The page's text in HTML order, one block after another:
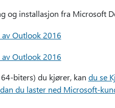
og installasjon fra Microsoft
Outlook 2016
Outlook 2016
biters) du kjører, kan du se
du laster ned Microsoft-